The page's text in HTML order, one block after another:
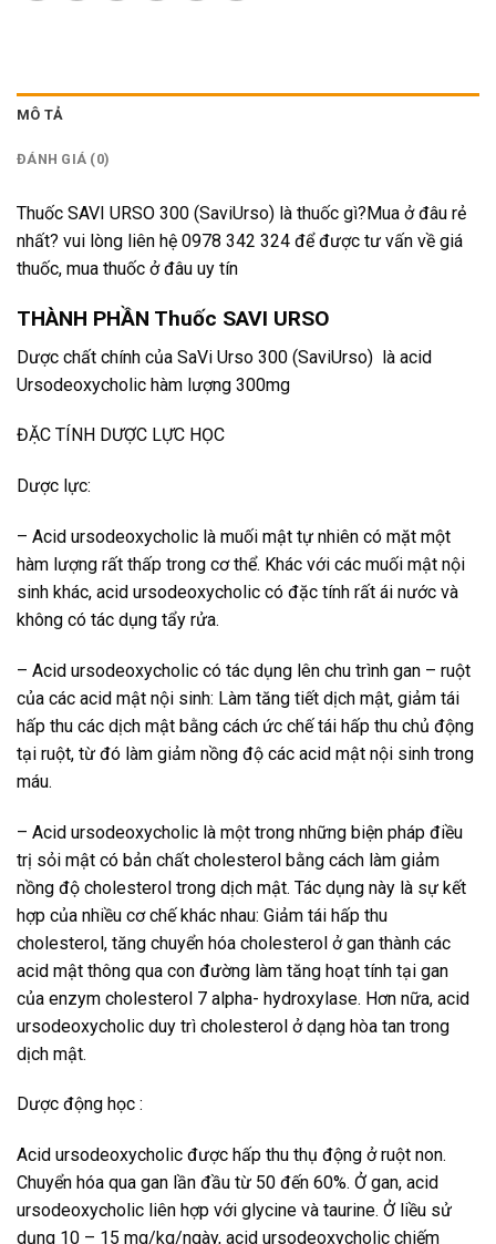
MÔ TẢ
ĐÁNH GIÁ (0)
Thuốc SAVI URSO 300 (SaviUrso) là thuốc gì?Mua ở đâu rẻ
nhất? vui lòng liên hệ 0978 342 324 để được tư vấn về giá
thuốc, mua thuốc ở đâu uy tín
THÀNH PHẦN Thuốc SAVI URSO
Dược chất chính của SaVi Urso 300 (SaviUrso) là acid
Ursodeoxycholic hàm lượng 300mg
ĐẶC TÍNH DƯỢC LỰC HỌC
Dược lực:
– Acid ursodeoxycholic là muối mật tự nhiên có mặt một
hàm lượng rất thấp trong cơ thể. Khác với các muối mật nội
sinh khác, acid ursodeoxycholic có đặc tính rất ái nước và
không có tác dụng tẩy rửa.
– Acid ursodeoxycholic có tác dụng lên chu trình gan – ruột
của các acid mật nội sinh: Làm tăng tiết dịch mật, giảm tái
hấp thu các dịch mật bằng cách ức chế tái hấp thu chủ động
tại ruột, từ đó làm giảm nồng độ các acid mật nội sinh trong
máu.
– Acid ursodeoxycholic là một trong những biện pháp điều
trị sỏi mật có bản chất cholesterol bằng cách làm giảm
nồng độ cholesterol trong dịch mật. Tác dụng này là sự kết
hợp của nhiều cơ chế khác nhau: Giảm tái hấp thu
cholesterol, tăng chuyển hóa cholesterol ở gan thành các
acid mật thông qua con đường làm tăng hoạt tính tại gan
của enzym cholesterol 7 alpha- hydroxylase. Hơn nữa, acid
ursodeoxycholic duy trì cholesterol ở dạng hòa tan trong
dịch mật.
Dược động học :
Acid ursodeoxycholic được hấp thu thụ động ở ruột non.
Chuyển hóa qua gan lần đầu từ 50 đến 60%. Ở gan, acid
ursodeoxycholic liên hợp với glycine và taurine. Ở liều sử
dụng 10 – 15 mg/kg/ngày, acid ursodeoxycholic chiếm